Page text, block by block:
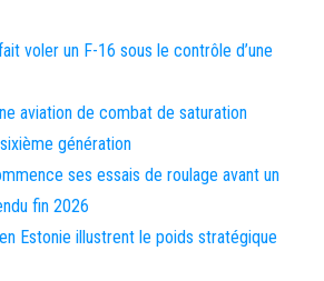
voler un F-16 sous le contrôle d’une
aviation de combat de saturation
génération
ses essais de roulage avant un
fin 2026
Estonie illustrent le poids stratégique